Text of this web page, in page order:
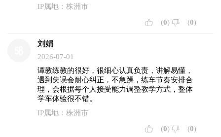
IP属地：株洲市
(0) (0)
刘娟
2026-07-01
谭教练教的很好，很细心认真负责，讲解易懂，
遇到失误会耐心纠正，不急躁，练车节奏安排合
理，会根据每个人接受能力调整教学方式，整体
学车体验很不错。
IP属地：株洲市
(0) (0)